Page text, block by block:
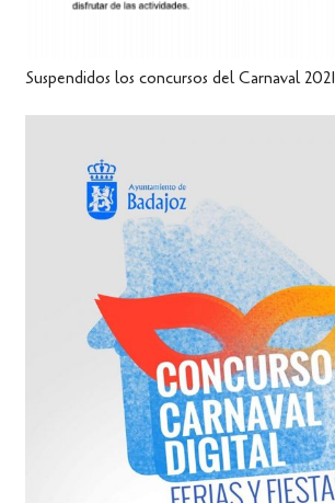
Suspendidos los concursos del Carnaval 2021